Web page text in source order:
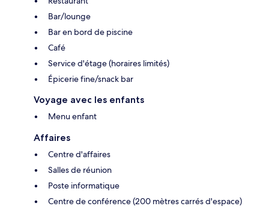
Bar/lounge
Bar en bord de piscine
Café
Service d'étage (horaires limités)
Épicerie fine/snack bar
Voyage avec les enfants
Menu enfant
Affaires
Centre d'affaires
Salles de réunion
Poste informatique
Centre de conférence (200 mètres carrés d'espace)